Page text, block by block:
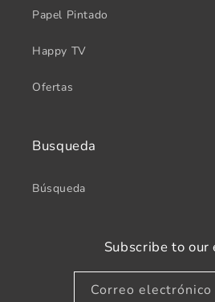
Papel Pintado
Happy TV
Ofertas
Busqueda
Búsqueda
Subscribe to our
Correo electrónico